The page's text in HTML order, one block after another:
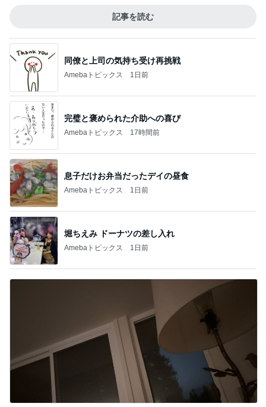
記事を読む
同僚と上司の気持ち受け再挑戦
Amebaトピックス 1日前
完璧と褒められた介助への喜び
Amebaトピックス 17時間前
息子だけお弁当だったデイの昼食
Amebaトピックス 1日前
堀ちえみ ドーナツの差し入れ
Amebaトピックス 1日前